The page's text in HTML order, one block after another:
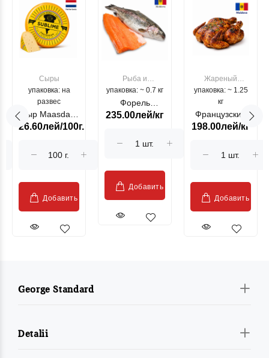
Сыры
упаковка: на
развес
Сыр Maasdam
Sublime Cow
26.60лей/100г.
Добавить
Рыба и
морепродукты
упаковка: ~ 0.7 кг
Форель
лососевая
Moldovenesc"
235.00лей/кг
Добавить
Жареный
цыпленок
упаковка: ~ 1.25
кг
Французский
гриль, кг
198.00лей/кг
Добавить
George Standard
Detalii